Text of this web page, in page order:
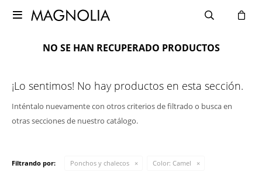

NO SE HAN RECUPERADO PRODUCTOS
¡Lo sentimos! No hay productos en esta sección.
Inténtalo nuevamente con otros criterios de filtrado o busca en
otras secciones de nuestro catálogo.
Filtrando por: Ponchos y chalecos Color: Camel